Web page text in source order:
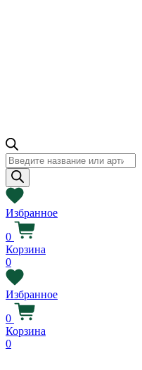
Поиск
товаров
Избранное
0
Корзина
0
Избранное
0
Корзина
0